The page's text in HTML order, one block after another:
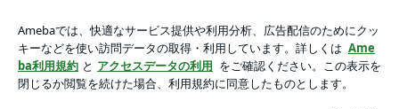
アプリをダウンロードして ブログの更新通知
を受け取りまし
ょう。
開く